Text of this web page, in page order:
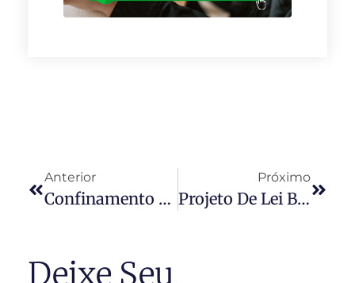
Anterior
Confinamento Altera Rotina De Funcionários Em Condomínio
Próximo
Projeto De Lei Busca Dar Mais Poderes Ao Síndico
Deixe Seu